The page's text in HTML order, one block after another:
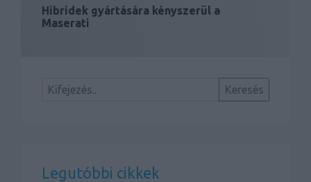
Hibridek gyártására kényszerül a
Maserati
Legutóbbi cikkek